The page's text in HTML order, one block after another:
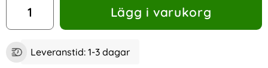
Lägg i varukorg
Leveranstid: 1-3 dagar